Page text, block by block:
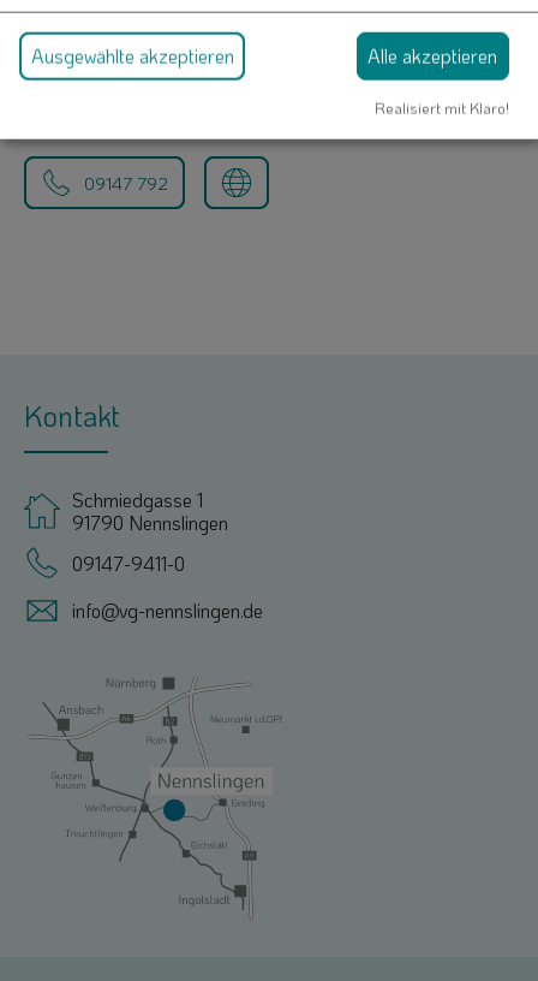
Soldaten- und Kriegerkameradschaft 1872
Nennslingen
Herr Martin Pfeiffer
09147 792
Kontakt
Schmiedgasse 1
91790 Nennslingen
09147-9411-0
info@vg-nennslingen.de
Ausgewählte akzeptieren Alle akzeptieren
Realisiert mit Klaro!